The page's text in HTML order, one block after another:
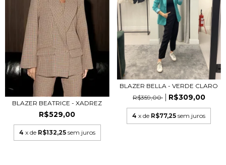
BLAZER BEATRICE - XADREZ
R$529,00
4 x de R$132,25 sem juros
BLAZER BELLA - VERDE CLARO
R$359,00
R$309,00
4 x de R$77,25 sem juros